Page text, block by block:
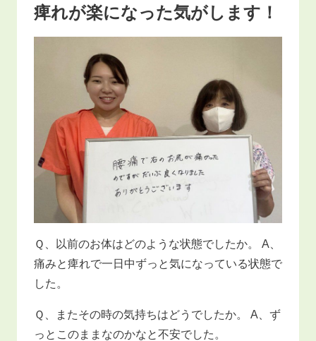
痺れが楽になった気がします！
Ｑ、以前のお体はどのような状態でしたか。 A、
痛みと痺れで一日中ずっと気になっている状態で
した。
Ｑ、またその時の気持ちはどうでしたか。 A、ず
っとこのままなのかなと不安でした。